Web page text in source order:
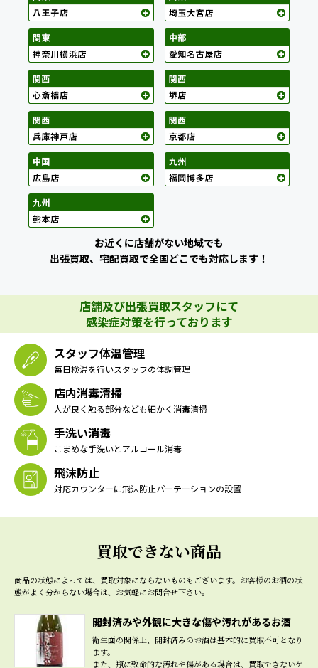
お近くに店舗がない地域でも
出張買取、宅配買取で全国どこでも対応します！
店舗及び出張買取スタッフにて
感染症対策を行っております
スタッフ体温管理
毎日検温を行いスタッフの体調管理
店内消毒清掃
人が良く触る部分なども細かく消毒清掃
手洗い消毒
こまめな手洗いとアルコール消毒
飛沫防止
対応カウンターに飛沫防止パーテーションの設置
買取できない商品
商品の状態によっては、買取対象にならないものもございます。 お客様のお酒の状
態がよく分からない場合は、お気軽にお問合せ下さい。
開封済みや外観に大きな傷や汚れがあるお酒
衛生面の関係上、開封済みのお酒は基本的に買取不可となり
ます。
また、瓶に致命的な汚れや傷がある場合は、買取できないケ